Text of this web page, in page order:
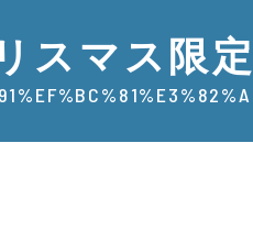
スマス限